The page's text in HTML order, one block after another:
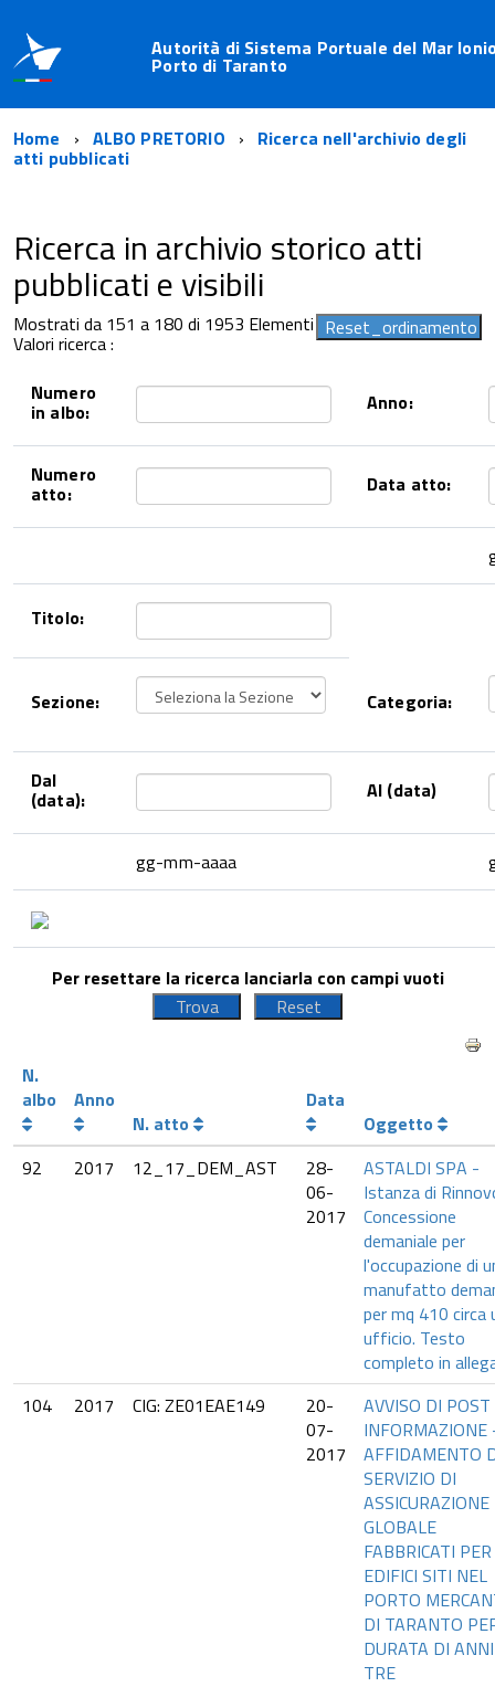
Autorità di Sistema Portuale del Mar
Porto di Taranto
Home ALBO PRETORIO Ricerca nell'archivio degli
atti pubblicati
Ricerca in archivio storico atti
pubblicati e visibili
Mostrati da 151 a 180 di 1953 Elementi
Valori ricerca :
Numero
in albo: Anno:
Numero
atto: Data atto:
Titolo:
Sezione: Categoria:
Dal
(data): Al (data)
gg-mm-aaaa
Per resettare la ricerca lanciarla con campi vuoti
N.
albo
Anno
N. atto
Data
Oggetto
92
2017 12_17_DEM_AST
28-
06-
2017
ASTALDI SPA -
Istanza di
Concessione
demaniale per
l'occupazione di
manufatto
per mq 410 circa
ufficio. Testo
completo in
104
2017 CIG: ZE01EAE149
20-
07-
2017
AVVISO DI POST
INFORMAZIONE
AFFIDAMENTO
SERVIZIO DI
ASSICURAZIONE
GLOBALE
FABBRICATI PER
EDIFICI SITI NEL
PORTO
DI TARANTO
DURATA DI ANNI
TRE